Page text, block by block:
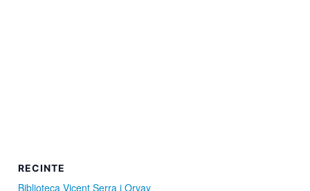
RECINTE
Biblioteca Vicent Serra i Orvay